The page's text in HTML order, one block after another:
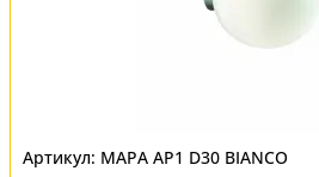
MAPA AP1 D30 BIANCO